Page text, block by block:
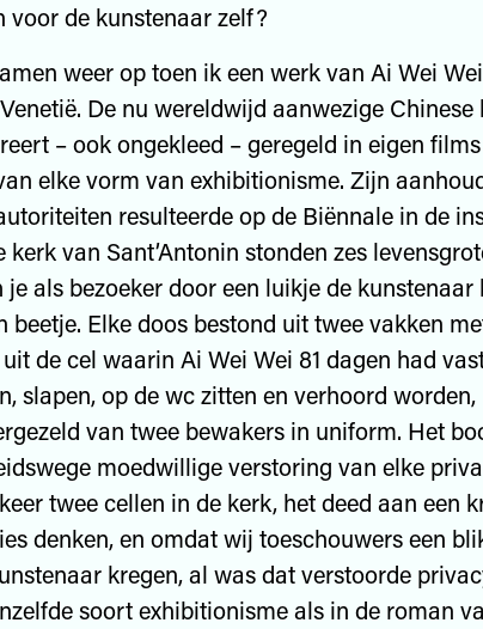
voor de kunstenaar zelf?
weer op toen ik een werk van Ai Wei
De nu wereldwijd aanwezige Chinese
– ook ongekleed – geregeld in eigen films
elke vorm van exhibitionisme. Zijn
resulteerde op de Biënnale in de
kerk van Sant’Antonin stonden zes
als bezoeker door een luikje de kunstenaar
beetje. Elke doos bestond uit twee vakken
de cel waarin Ai Wei Wei 81 dagen had
slapen, op de wc zitten en verhoord worden,
van twee bewakers in uniform. Het
moedwillige verstoring van elke
twee cellen in de kerk, het deed aan een
denken, en omdat wij toeschouwers een
kregen, al was dat verstoorde
soort exhibitionisme als in de roman